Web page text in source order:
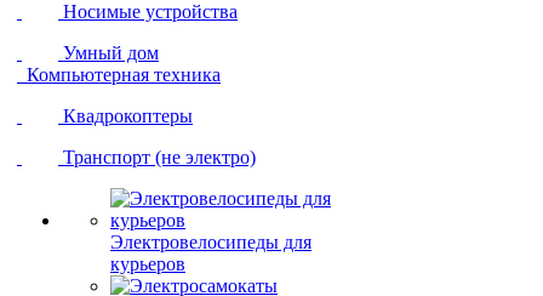
Носимые устройства
Умный дом
Компьютерная техника
Квадрокоптеры
Транспорт (не электро)
Электровелосипеды для
курьеров